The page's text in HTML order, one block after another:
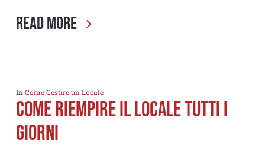
Read More
In Come Gestire un Locale
COME RIEMPIRE IL LOCALE TUTTI I
GIORNI